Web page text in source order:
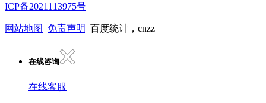
ICP备2021113975号
网站地图 免责声明 百度统计，cnzz
在线咨询
在线客服